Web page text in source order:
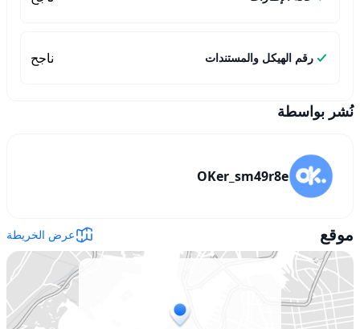
رقم الهيكل والمستندات ناجح
نُشر بواسطة
OKer_sm49r8e
موقع عرض الخريطة